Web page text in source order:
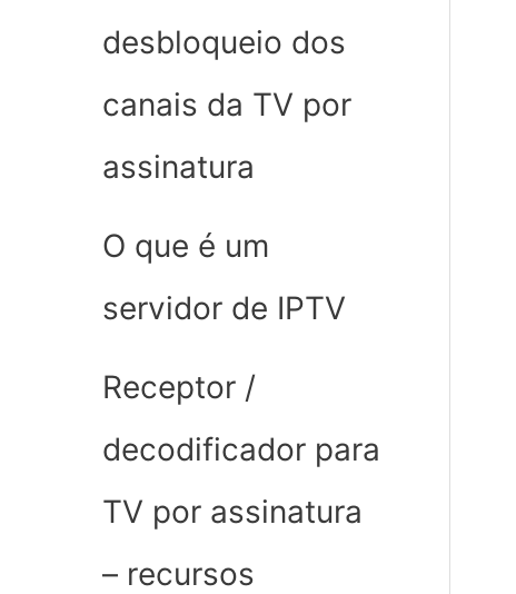
desbloqueio dos
canais da TV por
assinatura
O que é um
servidor de IPTV
Receptor /
decodificador para
TV por assinatura
– recursos